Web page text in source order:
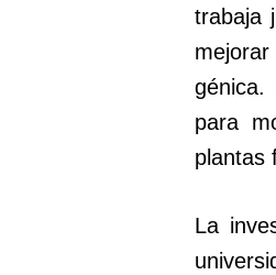
trabaja
génica.
para
plantas
La